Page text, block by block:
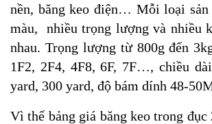
nền, băng keo điện… Mỗi loại sản
màu, nhiều trọng lượng và nhiều
nhau. Trọng lượng từ 800g đến
1F2, 2F4, 4F8, 6F, 7F…, chiều
yard, 300 yard, độ bám dính 48-
Vì thế bảng giá băng keo trong đục